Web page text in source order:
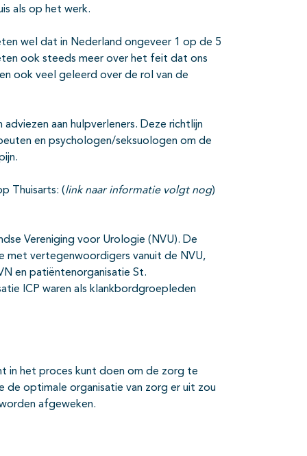
als op het werk.
wel dat in Nederland ongeveer 1 op de 5
ook steeds meer over het feit dat ons
ook veel geleerd over de rol van de
aan hulpverleners. Deze richtlijn
en psychologen/seksuologen om de
Thuisarts: (link naar informatie volgt nog)
Vereniging voor Urologie (NVU). De
met vertegenwoordigers vanuit de NVU,
en patiëntenorganisatie St.
ICP waren als klankbordgroepleden
in het proces kunt doen om de zorg te
de optimale organisatie van zorg er uit zou
afgeweken.